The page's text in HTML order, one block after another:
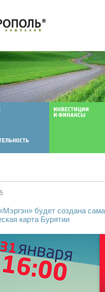
будет создана
карта Бурятии